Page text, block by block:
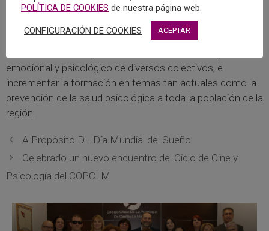
entre los que se encuentra mejorar el bienestar
psicológico y emocional de la sociedad castellano-
manchega a través de iniciativas innovadoras, para
emocional y psicológico de diversos colectivos, e
incrementar la formación en temas tan actuales como la
prevención de la salud psicológica a toda la población de la
región.
A Propósito D… Día Mundial del Sueño
Celebrado un nuevo encuentro del Ciclo de Cine y
Psicología del COPCLM
POLÍTICA DE COOKIES de nuestra página web.
CONFIGURACIÓN DE COOKIES ACEPTAR